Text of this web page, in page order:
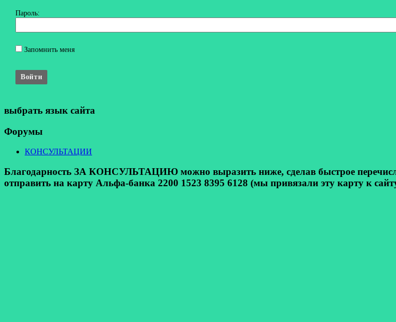
Пароль:
Запомнить меня
Войти
выбрать язык сайта
Форумы
КОНСУЛЬТАЦИИ
Благодарность ЗА КОНСУЛЬТАЦИЮ можно выразить ниже, сделав быстрое
отправить на карту Альфа-банка 2200 1523 8395 6128 (мы привязали эту карту к